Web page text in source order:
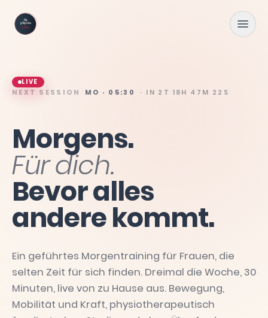
LIVE
NEXT SESSION MO · 05:30 · IN 2T 18H 47M 20S
Morgens.
Fürdich.
Bevoralles
anderekommt.
Ein geführtes Morgentraining für Frauen, die
selten Zeit für sich finden. Dreimal die Woche, 30
Minuten, live von zu Hause aus. Bewegung,
Mobilität und Kraft, physiotherapeutisch